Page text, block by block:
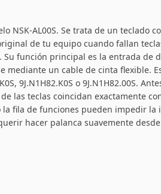
NSK-AL00S. Se trata de un teclado
de tu equipo cuando fallan
función principal es la entrada de
mediante un cable de cinta flexible.
9J.N1H82.K0S o 9J.N1H82.00S.
las teclas coincidan exactamente
fila de funciones pueden impedir la
hacer palanca suavemente